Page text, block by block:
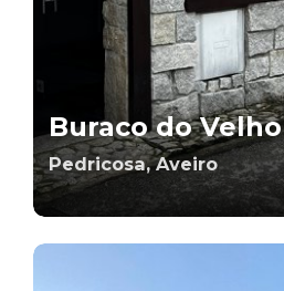
Buraco do Velho
Pedricosa, Aveiro